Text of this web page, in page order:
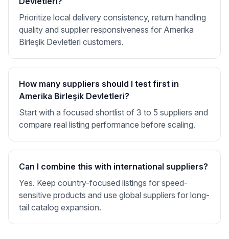
Prioritize local delivery consistency, return handling
quality and supplier responsiveness for Amerika
Birleşik Devletleri customers.
How many suppliers should I test first in
Amerika Birleşik Devletleri?
Start with a focused shortlist of 3 to 5 suppliers and
compare real listing performance before scaling.
Can I combine this with international suppliers?
Yes. Keep country-focused listings for speed-
sensitive products and use global suppliers for long-
tail catalog expansion.